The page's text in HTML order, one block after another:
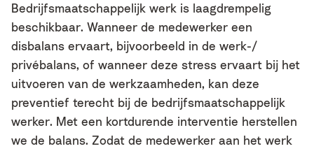
Bedrijfsmaatschappelijk werk is laagdrempelig
beschikbaar. Wanneer de medewerker een
disbalans ervaart, bijvoorbeeld in de werk-/
privébalans, of wanneer deze stress ervaart bij het
uitvoeren van de werkzaamheden, kan deze
preventief terecht bij de bedrijfsmaatschappelijk
werker. Met een kortdurende interventie herstellen
we de balans. Zodat de medewerker aan het werk